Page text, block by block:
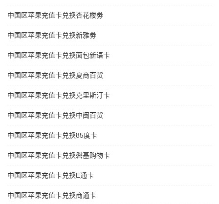
中国区苹果充值卡兑换杏花楼劵
中国区苹果充值卡兑换新雅劵
中国区苹果充值卡兑换面包新语卡
中国区苹果充值卡兑换夏商百货
中国区苹果充值卡兑换克里斯汀卡
中国区苹果充值卡兑换中闽百货
中国区苹果充值卡兑换85度卡
中国区苹果充值卡兑换磐基购物卡
中国区苹果充值卡兑换E通卡
中国区苹果充值卡兑换商通卡